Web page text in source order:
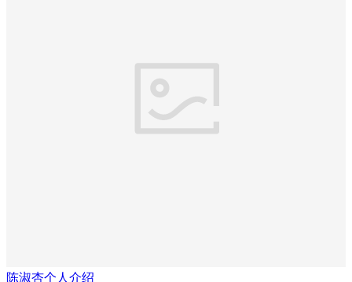
陈淑杏个人介绍